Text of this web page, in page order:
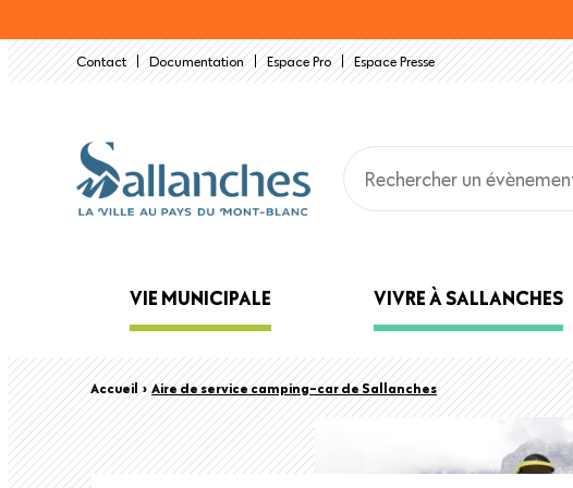
au
Contact Documentation Espace Pro Espace Presse
Main
navigation
VIE MUNICIPALE VIVRE À SALLANCHES
Fil
Accueil › Aire de service camping-car de Sallanches